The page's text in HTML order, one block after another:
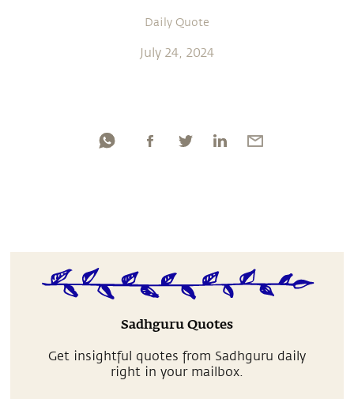
Daily Quote
July 24, 2024
Sadhguru Quotes
Get insightful quotes from Sadhguru daily
right in your mailbox.